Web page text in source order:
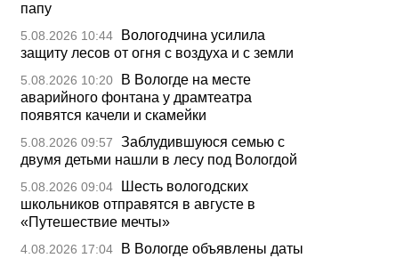
папу
5.08.2026 10:44
Вологодчина усилила
защиту лесов от огня с воздуха и с земли
5.08.2026 10:20
В Вологде на месте
аварийного фонтана у драмтеатра
появятся качели и скамейки
5.08.2026 09:57
Заблудившуюся семью с
двумя детьми нашли в лесу под Вологдой
5.08.2026 09:04
Шесть вологодских
школьников отправятся в августе в
«Путешествие мечты»
4.08.2026 17:04
В Вологде объявлены даты